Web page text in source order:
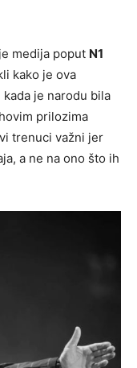
medija poput N1
kako je ova
je narodu bila
prilozima
trenuci važni jer
a ne na ono što ih